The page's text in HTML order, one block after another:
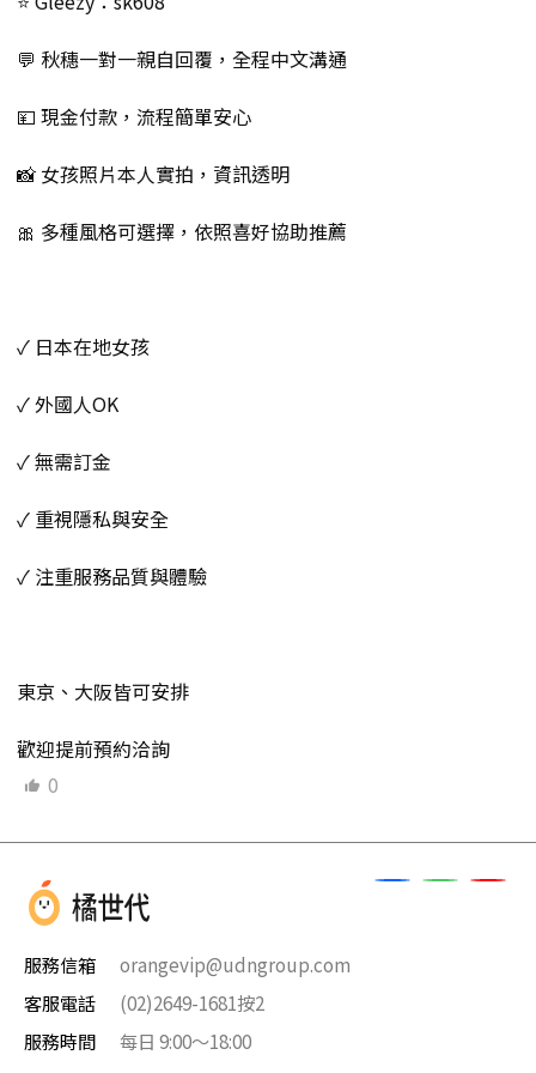
💬 秋穗一對一親自回覆，全程中文溝通
💴 現金付款，流程簡單安心
📸 女孩照片本人實拍，資訊透明
🎀 多種風格可選擇，依照喜好協助推薦
✓ 日本在地女孩
✓ 外國人OK
✓ 無需訂金
✓ 重視隱私與安全
✓ 注重服務品質與體驗
東京、大阪皆可安排
歡迎提前預約洽詢
0
服務信箱
orangevip@udngroup.com
客服電話
(02)2649-1681按2
服務時間
每日 9:00～18:00